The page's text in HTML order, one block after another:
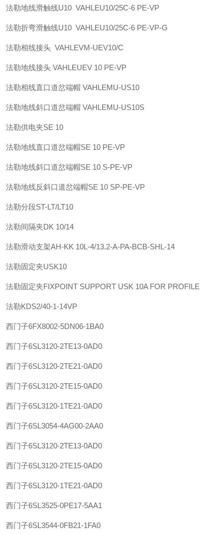
法勒地线滑触线U10 VAHLEU10/25C-6 PE-VP
法勒折弯滑触线U10 VAHLEU10/25C-6 PE-VP-G
法勒相线接头 VAHLEVM-UEV10/C
法勒地线接头 VAHLEUEV 10 PE-VP
法勒相线直口道岔端帽 VAHLEMU-US10
法勒地线斜口道岔端帽 VAHLEMU-US10S
法勒供电夹SE 10
法勒地线直口道岔端帽SE 10 PE-VP
法勒地线斜口道岔端帽SE 10 S-PE-VP
法勒地线反斜口道岔端帽SE 10 SP-PE-VP
法勒分段ST-LT/LT10
法勒间隔夹DK 10/14
法勒滑动支架AH-KK 10L-4/13.2-A-PA-BCB-SHL-14
法勒固定夹USK10
法勒固定夹FIXPOINT SUPPORT USK 10A FOR PROFILE
法勒KDS2/40-1-14VP
西门子6FX8002-5DN06-1BA0
西门子6SL3120-2TE13-0AD0
西门子6SL3120-2TE21-0AD0
西门子6SL3120-2TE15-0AD0
西门子6SL3120-1TE21-0AD0
西门子6SL3054-4AG00-2AA0
西门子6SL3120-2TE13-0AD0
西门子6SL3120-2TE15-0AD0
西门子6SL3120-1TE21-0AD0
西门子6SL3525-0PE17-5AA1
西门子6SL3544-0FB21-1FA0